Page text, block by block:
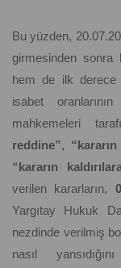
Bu yüzden,
girmesinden sonra
hem de ilk derece
isabet
mahkemeleri
reddine”,
“kararın
verilen kararların,
Yargıtay Hukuk
nezdinde verilmiş
nasıl